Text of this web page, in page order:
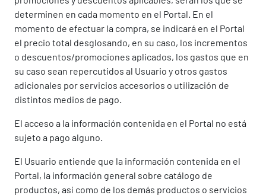
determinen en cada momento en el Portal. En el
momento de efectuar la compra, se indicará en el Portal
el precio total desglosando, en su caso, los incrementos
o descuentos/promociones aplicados, los gastos que en
su caso sean repercutidos al Usuario y otros gastos
adicionales por servicios accesorios o utilización de
distintos medios de pago.
El acceso a la información contenida en el Portal no está
sujeto a pago alguno.
El Usuario entiende que la información contenida en el
Portal, la información general sobre catálogo de
productos, así como de los demás productos o servicios